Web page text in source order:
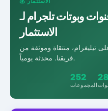
وبوتات تلجرام لـ
الاستثمار
تيليغرام، منتقاة وموثقة من
فريقنا. محدثة يومياً.
252
المجموعات